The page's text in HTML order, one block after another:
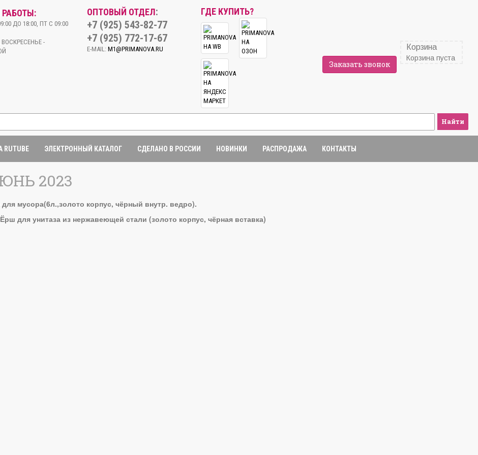
ДО 18:00, ПТ С 09:00
ВОСКРЕСЕНЬЕ -
ОПТОВЫЙ ОТДЕЛ:
+7 (925) 543-82-77
+7 (925) 772-17-67
E-MAIL: M1@PRIMANOVA.RU
ГДЕ КУПИТЬ?
Заказать звонок
Корзина
Корзина пуста
Найти
ЭЛЕКТРОННЫЙ КАТАЛОГ СДЕЛАНО В РОССИИ НОВИНКИ РАСПРОДАЖА КОНТАКТЫ
2023
для мусора(6л.,золото корпус, чёрный внутр. ведро).
для унитаза из нержавеющей стали (золото корпус, чёрная вставка)